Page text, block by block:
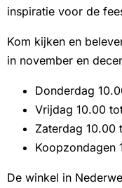
inspiratie voor de
Kom kijken en
in november en
Donderdag
Vrijdag 10.00
Zaterdag 10.00
Koopzondagen
De winkel in